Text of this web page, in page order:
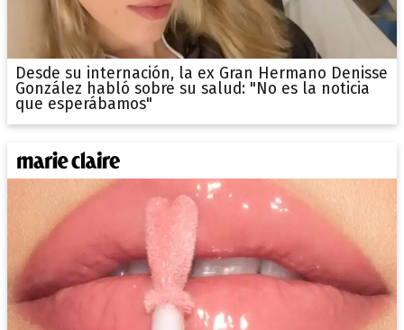
Desde su internación, la ex Gran Hermano Denisse
González habló sobre su salud: "No es la noticia
que esperábamos"